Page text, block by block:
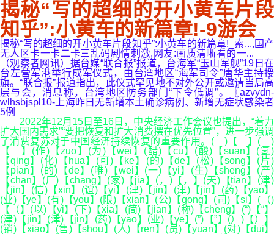
揭秘“写的超细的开小黄车片段
知乎”:小黄车的新篇章!-9游会
揭秘“写的超细的开小黄车片段知乎”:小黄车的新篇章!_索...,国产
无人区卡一卡二卡三乱码剧情刺激,网友:画质清晰看的一...
（观察者网讯）据台媒“联合报”报道，台海军“玉山军舰”19日在
台左营军港举行成军仪式，由台湾地区“海军司令”唐华主持授
旗。“联合报”报道指出，此仪式罕见地不对外公开或邀请当局高
层与会，消息称，台湾地区防务部门“下令低调”。〖azvydn-
wlhsbjspl10-上海昨日无新增本土确诊病例、新增无症状感染者
5例
2022年12月15日至16日，中央经济工作会议也提出，“着力
扩大国内需求”“要把恢复和扩大消费摆在优先位置”，进一步强调
了消费复苏对于中国经济持续恢复的重要作用。( )【 】( )
【 】(作)【zuo】(为)【wei】(醋)【cu】(酸)【suan】(氢)
【qing】(化)【hua】(可)【ke】(的)【de】(松)【song】(片)
【pian】(的)【de】(唯)【wei】(一)【yi】(生)【sheng】(产)
【chan】(厂)【chang】(家)【jia】(，)【，】(天)【tian】(津)
【jin】(信)【xin】(谊)【yi】(津)【jin】(津)【jin】(药)【yao】
(业)【ye】(有)【you】(限)【xian】(公)【gong】(司)【si】(（)
【（】(以)【yi】(下)【xia】(简)【jian】(称)【cheng】(“)【“】
(津)【jin】(津)【jin】(药)【yao】(业)【ye】(”)【”】(）)【）】
(销)【xiao】(售)【shou】(人)【ren】(员)【yuan】(对)【dui】